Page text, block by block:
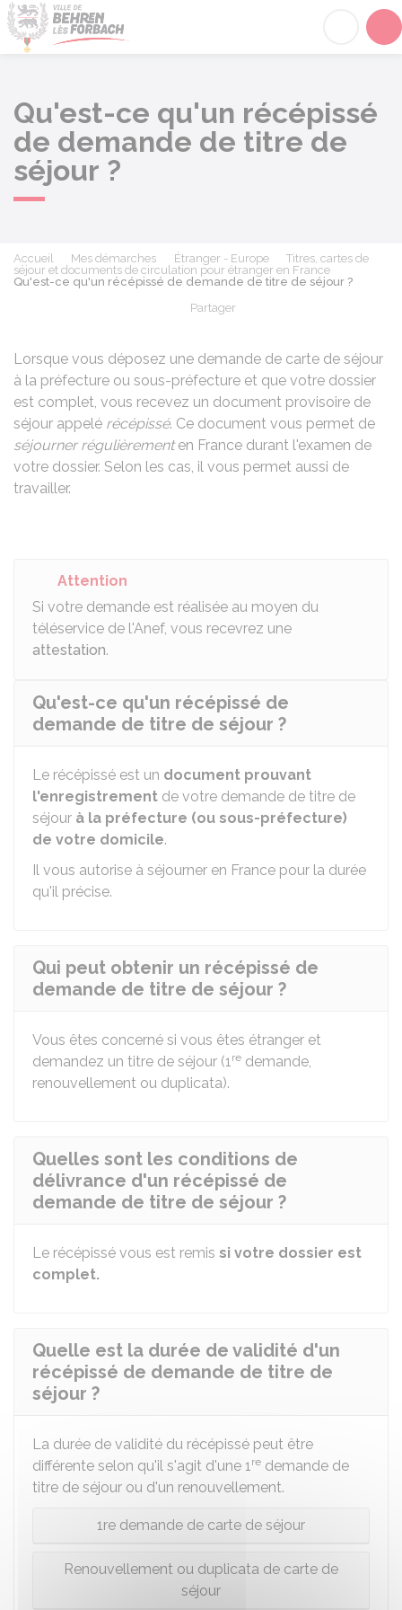
Qu'est-ce qu'un récépissé
de demande de titre de
séjour ?
Accueil Mes démarches Étranger - Europe
Titres, cartes de
séjour et documents de circulation pour étranger en France
Qu'est-ce qu'un récépissé de demande de titre de séjour ?
Partager
Lorsque vous déposez une demande de carte de séjour
à la préfecture ou sous-préfecture et que votre dossier
est complet, vous recevez un document provisoire de
séjour appelé récépissé. Ce document vous permet de
séjourner régulièrementen France durant l'examen de
votre dossier. Selon les cas, il vous permet aussi de
travailler.
Attention
Si votre demande est réalisée au moyen du
téléservice de l'Anef, vous recevrez une
attestation.
Qu'est-ce qu'un récépissé de
demande de titre de séjour ?
Le récépissé est un document prouvant
l'enregistrement de votre demande de titre de
séjour à la préfecture (ou sous-préfecture)
de votre domicile.
Il vous autorise à séjourner en France pour la durée
qu'il précise.
Qui peut obtenir un récépissé de
demande de titre de séjour ?
Vous êtes concerné si vous êtes étranger et
demandez un titre de séjour (1re demande,
renouvellement ou duplicata).
Quelles sont les conditions de
délivrance d'un récépissé de
demande de titre de séjour ?
Le récépissé vous est remis si votre dossier est
complet.
Quelle est la durée de validité d'un
récépissé de demande de titre de
séjour ?
La durée de validité du récépissé peut être
différente selon qu'il s'agit d'une 1re demande de
titre de séjour ou d'un renouvellement.
1re demande de carte de séjour
Renouvellement ou duplicata de carte de
séjour